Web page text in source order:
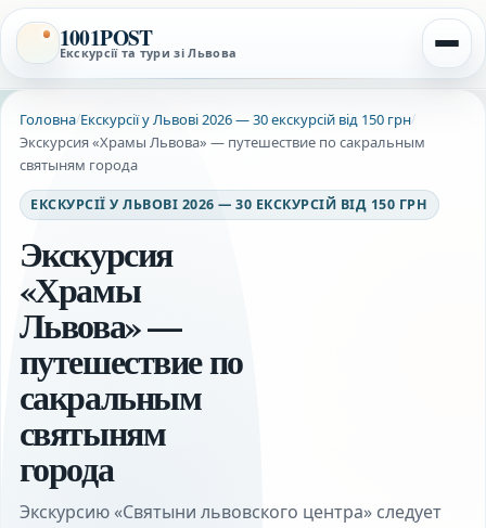
1001POST
Екскурсії та тури зі Львова
Головна/Екскурсії у Львові 2026 — 30 екскурсій від 150 грн/
Экскурсия «Храмы Львова» — путешествие по сакральным
святыням города
ЕКСКУРСІЇ У ЛЬВОВІ 2026 — 30 ЕКСКУРСІЙ ВІД 150 ГРН
Экскурсия
«Храмы
Львова» —
путешествие по
сакральным
святыням
города
Экскурсию «Святыни львовского центра» следует